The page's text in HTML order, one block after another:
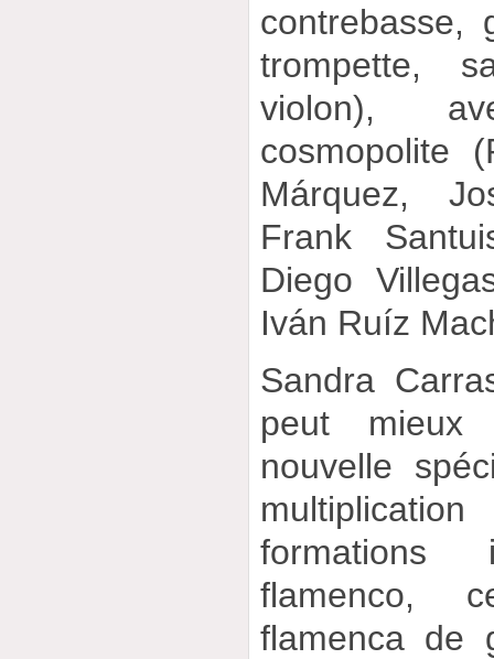
contrebasse,
trompette,
violon),
cosmopolite
Márquez,
Frank
Diego
Iván Ruíz
Sandra
peut mieux
nouvelle
formations
flamenco,
flamenca de